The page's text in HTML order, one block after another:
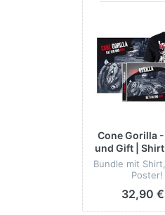
Cone Gorilla
und Gift |
Bundle mit
Poster!
32,90